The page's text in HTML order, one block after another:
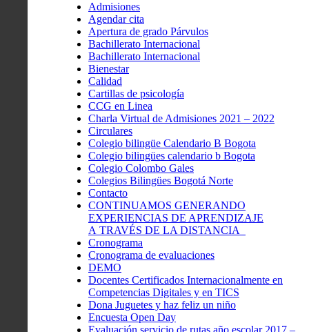
Admisiones
Agendar cita
Apertura de grado Párvulos
Bachillerato Internacional
Bachillerato Internacional
Bienestar
Calidad
Cartillas de psicología
CCG en Linea
Charla Virtual de Admisiones 2021 – 2022
Circulares
Colegio bilingüe Calendario B Bogota
Colegio bilingües calendario b Bogota
Colegio Colombo Gales
Colegios Bilingües Bogotá Norte
Contacto
CONTINUAMOS GENERANDO
EXPERIENCIAS DE APRENDIZAJE
A TRAVÉS DE LA DISTANCIA
Cronograma
Cronograma de evaluaciones
DEMO
Docentes Certificados Internacionalmente en
Competencias Digitales y en TICS
Dona Juguetes y haz feliz un niño
Encuesta Open Day